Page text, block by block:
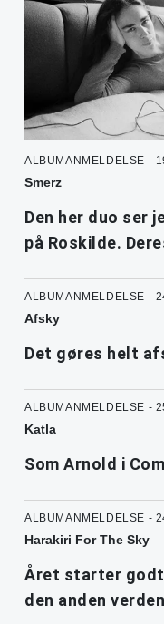
ALBUMANMELDELSE -
Smerz
Den her duo ser
på Roskilde.
ALBUMANMELDELSE -
Afsky
Det gøres helt
ALBUMANMELDELSE -
Katla
Som Arnold i
ALBUMANMELDELSE -
Harakiri For The Sky
Året starter
den anden verden